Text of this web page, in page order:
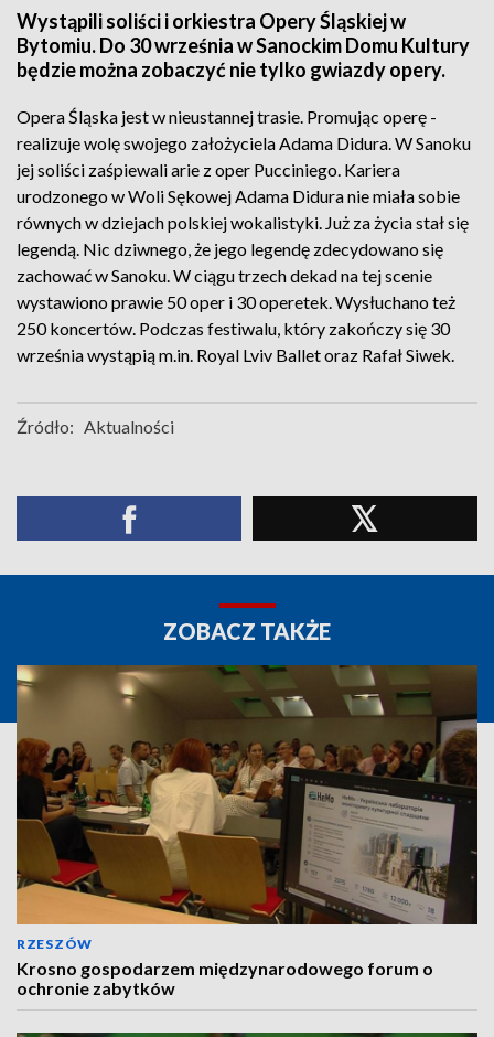
Wystąpili soliści i orkiestra Opery Śląskiej w
Bytomiu. Do 30 września w Sanockim Domu Kultury
będzie można zobaczyć nie tylko gwiazdy opery.
Opera Śląska jest w nieustannej trasie. Promując operę -
realizuje wolę swojego założyciela Adama Didura. W Sanoku
jej soliści zaśpiewali arie z oper Pucciniego. Kariera
urodzonego w Woli Sękowej Adama Didura nie miała sobie
równych w dziejach polskiej wokalistyki. Już za życia stał się
legendą. Nic dziwnego, że jego legendę zdecydowano się
zachować w Sanoku. W ciągu trzech dekad na tej scenie
wystawiono prawie 50 oper i 30 operetek. Wysłuchano też
250 koncertów. Podczas festiwalu, który zakończy się 30
września wystąpią m.in. Royal Lviv Ballet oraz Rafał Siwek.
Źródło: Aktualności
ZOBACZ TAKŻE
RZESZÓW
Krosno gospodarzem międzynarodowego forum o
ochronie zabytków